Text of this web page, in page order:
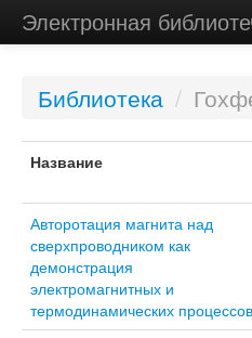
Электронная
Библиотека /
Название
Авторотация магнита над
сверхпроводником как
демонстрация
электромагнитных и
термодинамических процессов